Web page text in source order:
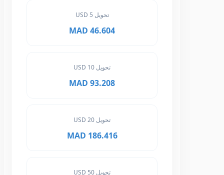
تحويل 5 USD
46.604 MAD
93.208 MAD
186.416 MAD